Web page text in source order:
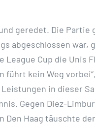
geredet. Die
abgeschlossen
League Cup die
führt kein Weg
in dieser
Gegen Diez-
Den Haag täuschte